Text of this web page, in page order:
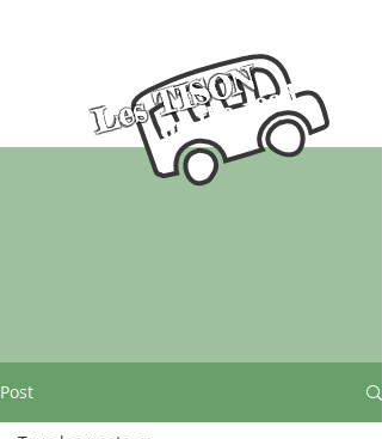
on the road
Les TISON
Post